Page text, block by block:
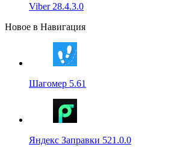
Viber 28.4.3.0
Новое в Навигация
Шагомер 5.61
Яндекс Заправки 521.0.0